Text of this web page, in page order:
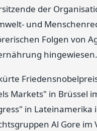
der
und
Folgen von
hingewiesen.
Markets" in Brüssel
in
Al Gore